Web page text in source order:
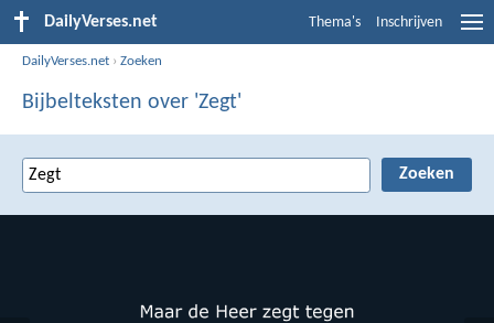
DailyVerses.net Thema's Inschrijven
DailyVerses.net ›Zoeken
Bijbelteksten over 'Zegt'